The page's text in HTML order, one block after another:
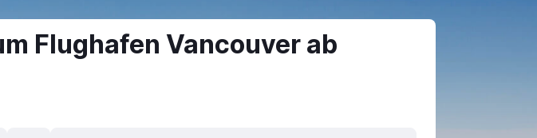
Flughafen Vancouver ab